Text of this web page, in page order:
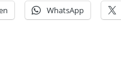
WhatsApp